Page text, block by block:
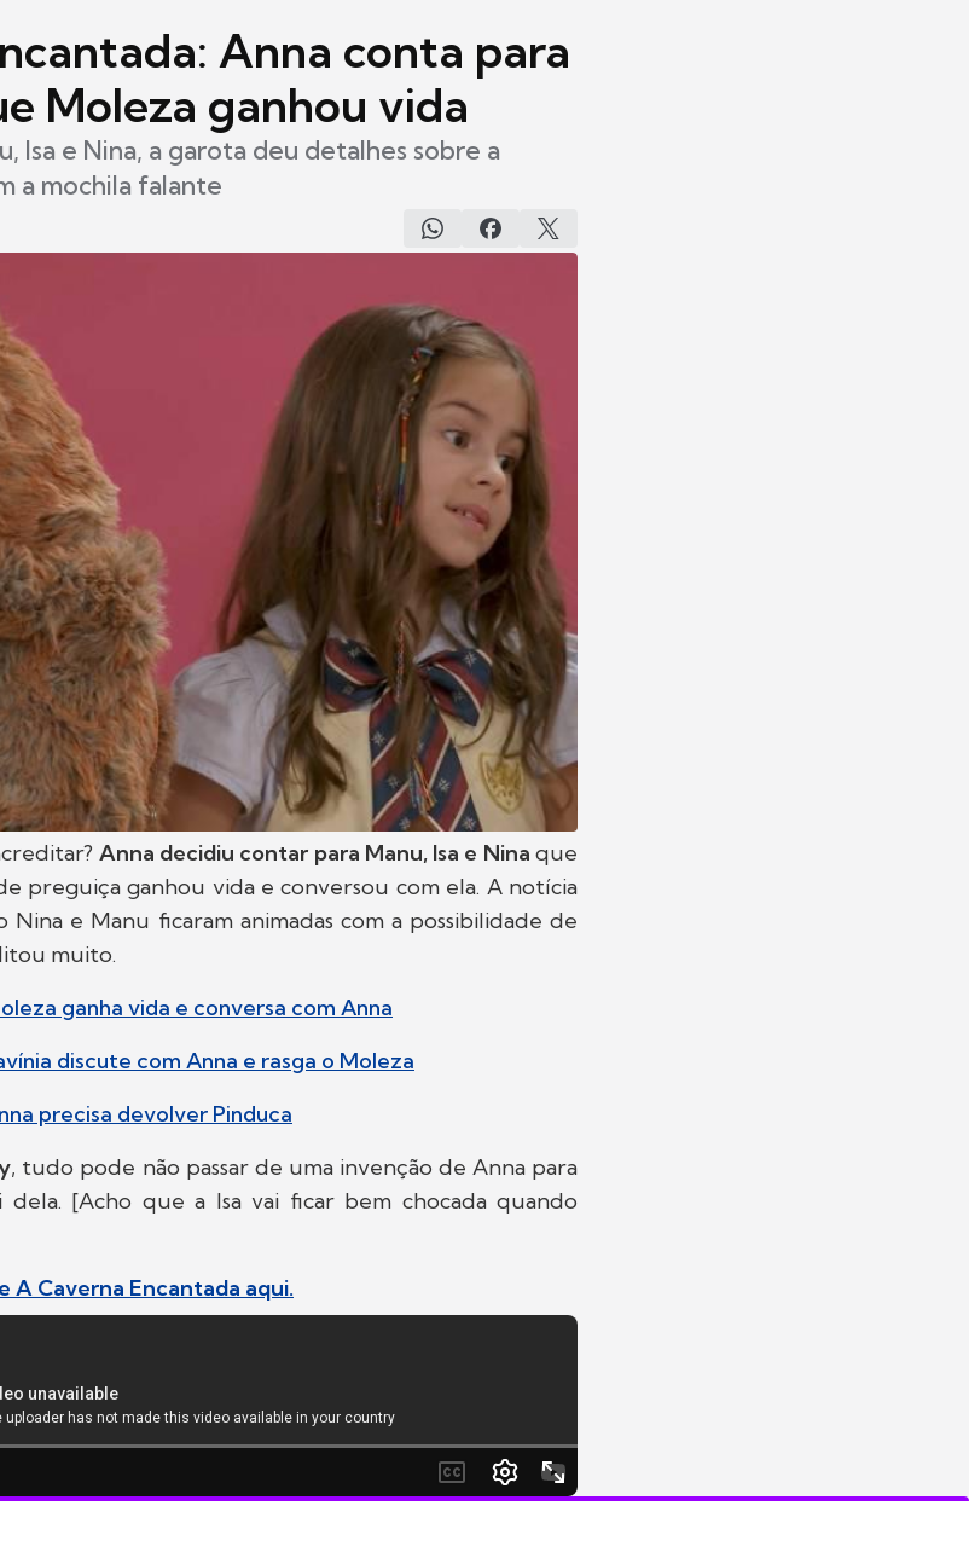
Anna conta para
Moleza ganhou vida
Isa e Nina, a garota deu detalhes sobre a
a mochila falante
Anna decidiu contar para Manu, Isa e Nina que
preguiça ganhou vida e conversou com ela. A notícia
e Manu ficaram animadas com a possibilidade de
muito.
ganha vida e conversa com Anna
discute com Anna e rasga o Moleza
precisa devolver Pinduca
, tudo pode não passar de uma invenção de Anna para
[Acho que a Isa vai ficar bem chocada quando
A Caverna Encantada aqui.